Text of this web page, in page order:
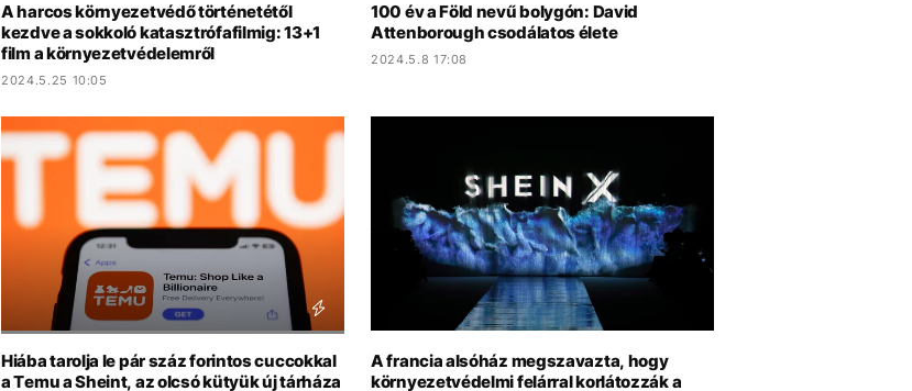
A harcos környezetvédő történetétől
kezdve a sokkoló katasztrófafilmig: 13+1
film a környezetvédelemről
2024.5.25 10:05
100 év a Föld nevű bolygón: David
Attenborough csodálatos élete
2024.5.8 17:08
Hiába tarolja le pár száz forintos cuccokkal
a Temu a Sheint, az olcsó kütyük új tárháza
A francia alsóház megszavazta, hogy
környezetvédelmi felárral korlátozzák a